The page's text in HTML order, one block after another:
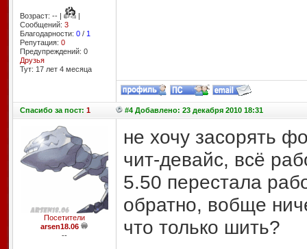
Возраст: -- |
|
Сообщений: 3
Благодарности: 0/ 1
Репутация: 0
Предупреждений: 0
Друзья
Тут: 17 лет 4 месяцa
Спасибоза пост: 1 #4 Добавлено: 23 декабря 2010 18:31
Посетители
arsen18.06
--
не хочу засорять
чит-девайс, всё
5.50 перестала
обратно, вобще
что только шить?